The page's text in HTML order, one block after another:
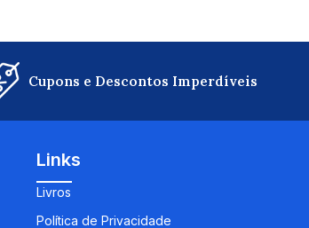
Cupons e Descontos Imperdíveis
Links
Livros
Política de Privacidade